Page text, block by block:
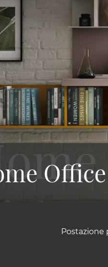
Postazione
Office